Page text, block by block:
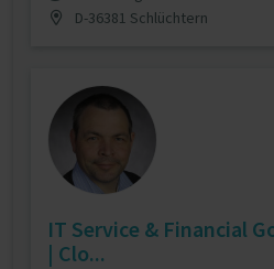
D-36381 Schlüchtern
IT Service & Financial
| Clo...